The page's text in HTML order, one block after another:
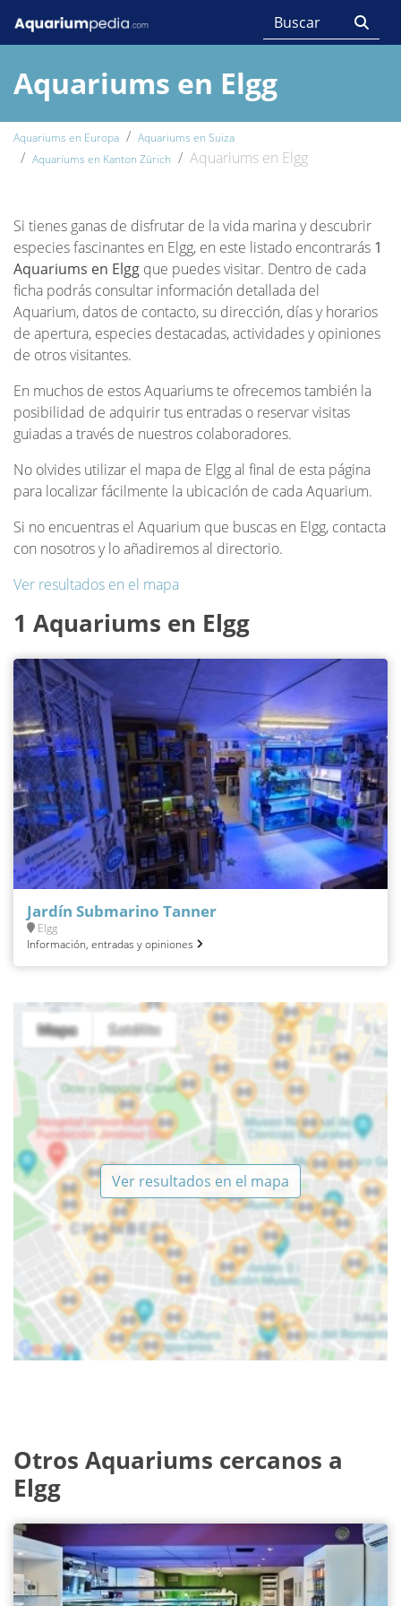
Aquariums en Elgg
Aquariums en Europa
Aquariums en Suiza
Aquariums en Kanton Zürich
Aquariums en Elgg
Si tienes ganas de disfrutar de la vida marina y descubrir
especies fascinantes en Elgg, en este listado encontrarás 1
Aquariums en Elgg que puedes visitar. Dentro de cada
ficha podrás consultar información detallada del
Aquarium, datos de contacto, su dirección, días y horarios
de apertura, especies destacadas, actividades y opiniones
de otros visitantes.
En muchos de estos Aquariums te ofrecemos también la
posibilidad de adquirir tus entradas o reservar visitas
guiadas a través de nuestros colaboradores.
No olvides utilizar el mapa de Elgg al final de esta página
para localizar fácilmente la ubicación de cada Aquarium.
Si no encuentras el Aquarium que buscas en Elgg, contacta
con nosotros y lo añadiremos al directorio.
Ver resultados en el mapa
1 Aquariums en Elgg
Jardín Submarino Tanner
Elgg
Información, entradas y opiniones
Ver resultados en el mapa
Otros Aquariums cercanos a
Elgg